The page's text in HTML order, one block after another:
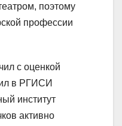
поэтому
профессии
с оценкой
в РГИСИ
институт
активно